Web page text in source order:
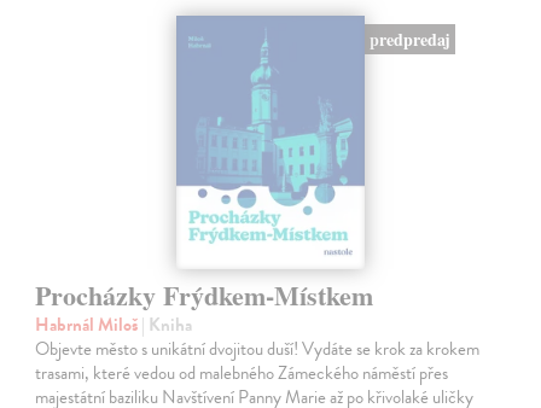
predpredaj
Procházky Frýdkem-Místkem
Habrnál Miloš| Kniha
Objevte město s unikátní dvojitou duší! Vydáte se krok za krokem
trasami, které vedou od malebného Zámeckého náměstí přes
majestátní baziliku Navštívení Panny Marie až po křivolaké uličky